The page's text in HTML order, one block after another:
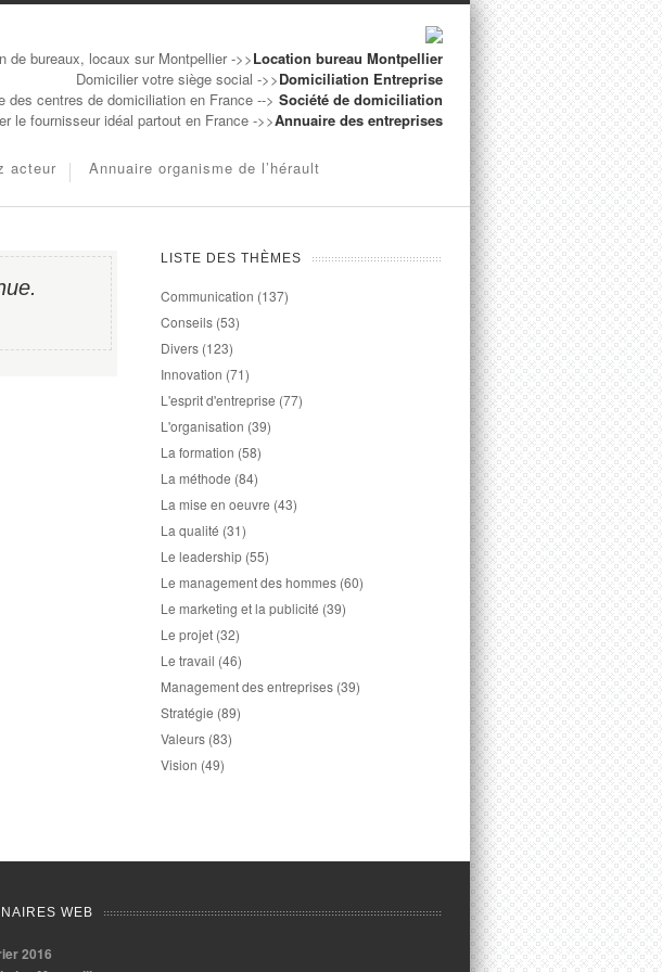
de bureaux, locaux sur Montpellier ->>Location bureau Montpellier
Domicilier votre siège social ->>Domiciliation Entreprise
des centres de domiciliation en France --> Société de domiciliation
le fournisseur idéal partout en France ->>Annuaire des entreprises
acteur Annuaire organisme de l’hérault
LISTE DES THÈMES
Communication (137)
Conseils (53)
Divers (123)
Innovation (71)
L'esprit d'entreprise (77)
L'organisation (39)
La formation (58)
La méthode (84)
La mise en oeuvre (43)
La qualité (31)
Le leadership (55)
Le management des hommes (60)
Le marketing et la publicité (39)
Le projet (32)
Le travail (46)
Management des entreprises (39)
Stratégie (89)
Valeurs (83)
Vision (49)
WEB
2016